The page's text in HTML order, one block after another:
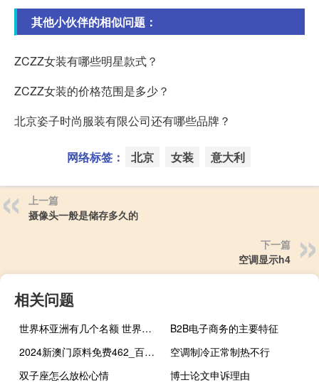
其他小伙伴的相似问题：
ZCZZ女装有哪些明星款式？
ZCZZ女装的价格范围是多少？
北京姿子时尚服装有限公司还有哪些品牌？
网络标签： 北京 女装 意大利
上一篇
摄像头一般是储存多久的
下一篇
空调显示h4
相关问题
世界杯亚洲有几个名额 世界杯亚洲名额如何确定
B2B电子商务的主要特征
2024新澳门原料免费462_百度人工智能_安卓版636.64.1326
空调制冷正常制热不行
双子座怎么放松心情
博士论文申诉理由